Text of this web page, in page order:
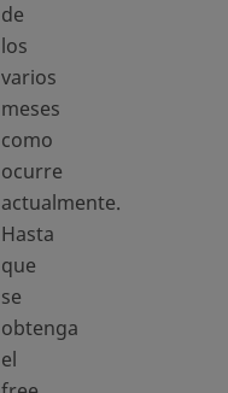
de
los
varios
meses
como
ocurre
actualmente.
Hasta
que
se
obtenga
el